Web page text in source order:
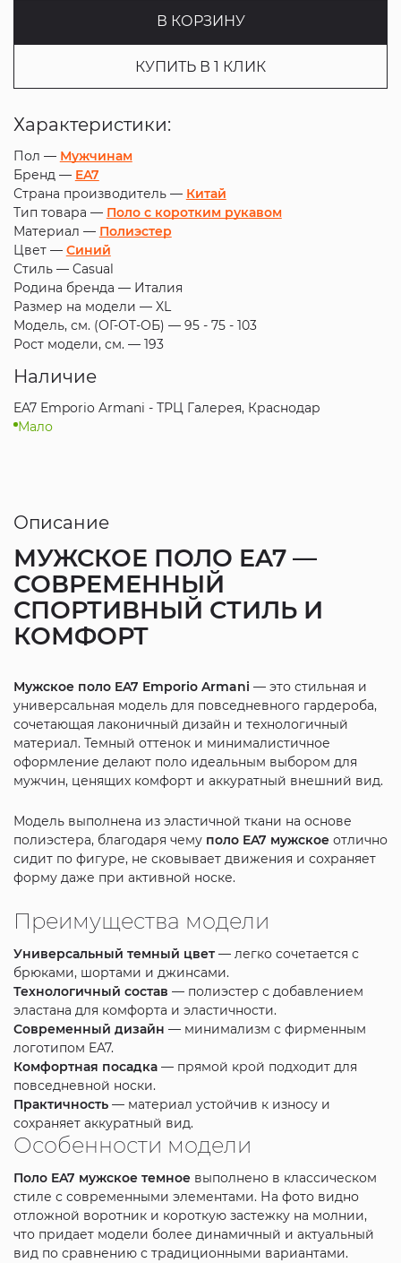
В КОРЗИНУ
КУПИТЬ В 1 КЛИК
Характеристики:
Пол — Мужчинам
Бренд — EA7
Страна производитель — Китай
Тип товара — Поло с коротким рукавом
Материал — Полиэстер
Цвет — Синий
Стиль — Casual
Родина бренда — Италия
Размер на модели — XL
Модель, см. (ОГ-ОТ-ОБ) — 95 - 75 - 103
Рост модели, см. — 193
Наличие
EA7 Emporio Armani - ТРЦ Галерея, Краснодар
Мало
Описание
МУЖСКОЕ ПОЛО EA7 —
СОВРЕМЕННЫЙ
СПОРТИВНЫЙ СТИЛЬ И
КОМФОРТ
Мужское поло EA7 Emporio Armani — это стильная и
универсальная модель для повседневного гардероба,
сочетающая лаконичный дизайн и технологичный
материал. Темный оттенок и минималистичное
оформление делают поло идеальным выбором для
мужчин, ценящих комфорт и аккуратный внешний вид.
Модель выполнена из эластичной ткани на основе
полиэстера, благодаря чему поло EA7 мужскоеотлично
сидит по фигуре, не сковывает движения и сохраняет
форму даже при активной носке.
Преимущества модели
Универсальный темный цвет— легко сочетается с
брюками, шортами и джинсами.
Технологичный состав — полиэстер с добавлением
эластана для комфорта и эластичности.
Современный дизайн — минимализм с фирменным
логотипом EA7.
Комфортная посадка— прямой крой подходит для
повседневной носки.
Практичность— материал устойчив к износу и
сохраняет аккуратный вид.
Особенности модели
Поло EA7 мужское темноевыполнено в классическом
стиле с современными элементами. На фото видно
отложной воротник и короткую застежку на молнии,
что придает модели более динамичный и актуальный
вид по сравнению с традиционными вариантами.